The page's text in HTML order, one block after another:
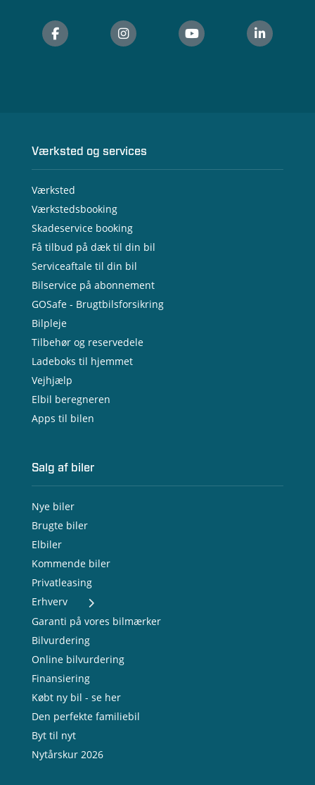
Værksted og services
Værksted
Værkstedsbooking
Skadeservice booking
Få tilbud på dæk til din bil
Serviceaftale til din bil
Bilservice på abonnement
GOSafe - Brugtbilsforsikring
Bilpleje
Tilbehør og reservedele
Ladeboks til hjemmet
Vejhjælp
Elbil beregneren
Apps til bilen
Salg af biler
Nye biler
Brugte biler
Elbiler
Kommende biler
Privatleasing
Erhverv
- Nye varebiler
- Brugte varebiler
- Erhvervsleasing
- Testkørsel
- Serviceaftale
- Opladning
Garanti på vores bilmærker
Bilvurdering
Online bilvurdering
Finansiering
Købt ny bil - se her
Den perfekte familiebil
Byt til nyt
Nytårskur 2026